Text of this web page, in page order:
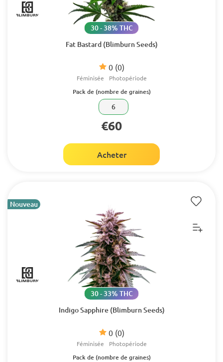
Fat Bastard (Blimburn Seeds)
0 (0)
30 - 38% THC
Féminisée Photopériode
Pack de (nombre de graines)
6
€60
Acheter
Nouveau
Indigo Sapphire (Blimburn Seeds)
0 (0)
30 - 33% THC
Féminisée Photopériode
Pack de (nombre de graines)